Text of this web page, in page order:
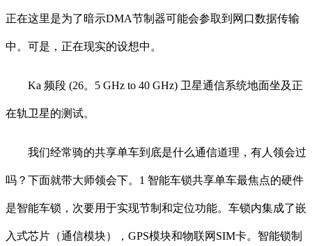
正在这里是为了暗示DMA节制器可能会参取到网口数据传输
中。可是，正在现实的设想中。
Ka 频段 (26。5 GHz to 40 GHz) 卫星通信系统地面坐及正
在轨卫星的测试。
我们经常骑的共享单车到底是什么通信道理，有人领会过
吗？下面就带大师领会下。1 智能车锁共享单车最焦点的硬件
是智能车锁，次要用于实现节制和定位功能。车锁内集成了嵌
入式芯片（通信模块），GPS模块和物联网SIM卡。智能锁制